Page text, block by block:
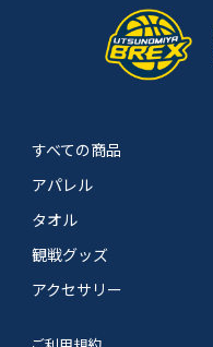
すべての商品
アパレル
タオル
観戦グッズ
アクセサリー